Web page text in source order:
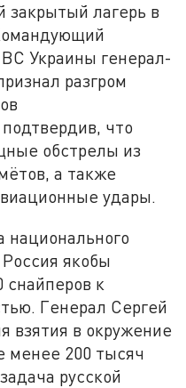
закрытый лагерь в
Украины генерал-
разгром
что
обстрелы из
а также
удары.
якобы
снайперов к
Генерал Сергей
взятия в окружение
менее 200 тысяч
русской